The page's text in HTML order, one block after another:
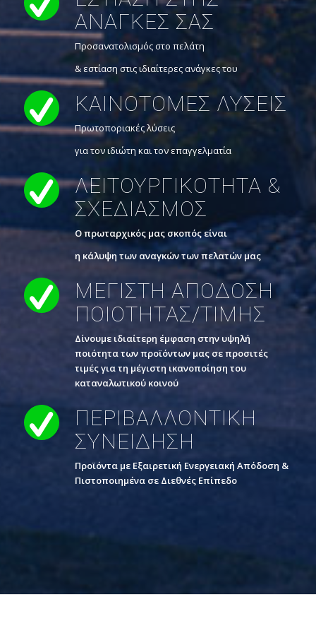
ΑΝΑΓΚΕΣ ΣΑΣ
Προσανατολισμός στο πελάτη
& εστίαση στις ιδιαίτερες ανάγκες του
KAINOTOMΕΣ ΛΥΣΕΙΣ
Πρωτοποριακές λύσεις
για τον ιδιώτη και τον επαγγελματία
ΛΕΙΤΟΥΡΓΙΚΟΤΗΤΑ &
ΣΧΕΔΙΑΣΜΟΣ
Ο πρωταρχικός μας σκοπός είναι
η κάλυψη των αναγκών των πελατών μας
ΜΕΓΙΣΤΗ ΑΠΟΔΟΣΗ
ΠΟΙΟΤΗΤΑΣ/ΤΙΜΗΣ
Δίνουμε ιδιαίτερη έμφαση στην υψηλή
ποιότητα των προϊόντων μας σε προσιτές
τιμές για τη μέγιστη ικανοποίηση του
καταναλωτικού κοινού
ΠΕΡΙΒΑΛΛΟΝΤΙΚΗ
ΣΥΝΕΙΔΗΣΗ
Προϊόντα με Εξαιρετική Ενεργειακή Απόδοση &
Πιστοποιημένα σε Διεθνές Επίπεδο